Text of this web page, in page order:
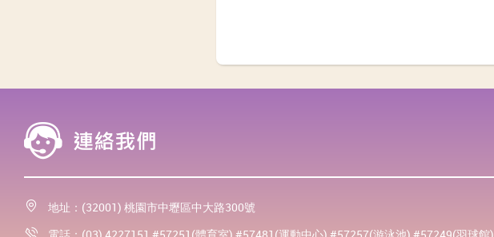
地址：(32001) 桃園市中壢區中大路300號